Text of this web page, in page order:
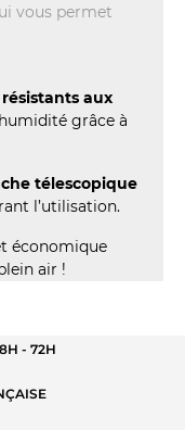
vous permet
résistants aux
grâce à
télescopique
l’utilisation.
économique
air !
- 72H